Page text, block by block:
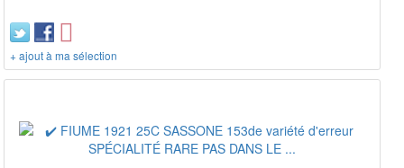
+ ajout à ma sélection